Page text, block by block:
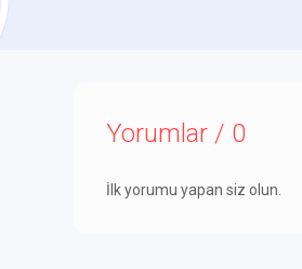
Yorumlar / 0
İlk yorumu yapan siz olun.